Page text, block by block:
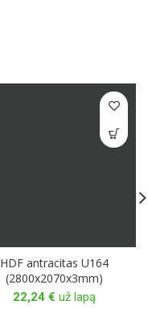
HDF antracitas U164
(2800x2070x3mm)
22,24 € už lapą